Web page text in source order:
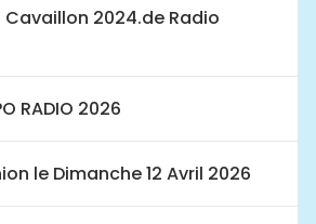
Cavaillon 2024.de Radio
RADIO 2026
le Dimanche 12 Avril 2026